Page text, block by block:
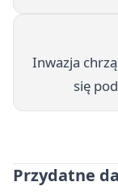
Inwazja
się
Przydatne